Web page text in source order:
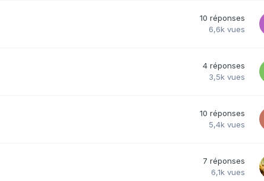
10 réponses
6,6k vues
4 réponses
3,5k vues
10 réponses
5,4k vues
7 réponses
6,1k vues